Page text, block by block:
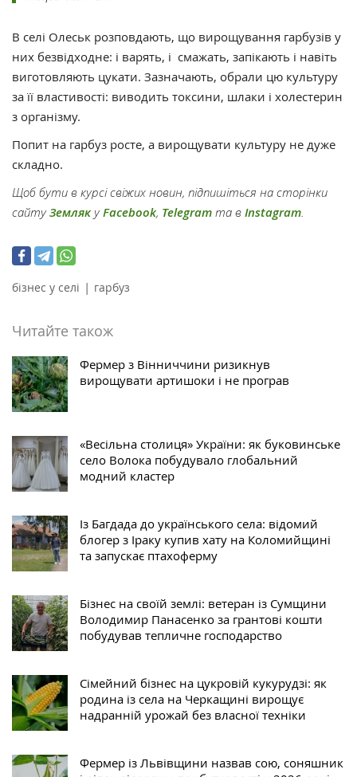
В селі Олеськ розповдають, що вирощування гарбузів у
них безвідходне: і варять, і смажать, запікають і навіть
виготовляють цукати. Зазначають, обрали цю культуру
за її властивості: виводить токсини, шлаки і холестерин
з організму.
Попит на гарбуз росте, а вирощувати культуру не дуже
складно.
Щоб бути в курсі свіжих новин, підпишіться на сторінки
сайтуЗемлякуFacebook, Telegram та в Instagram
бізнес у селі | гарбуз
Читайте також
Фермер з Вінниччини ризикнув
вирощувати артишоки і не програв
«Весільна столиця» України: як буковинське
село Волока побудувало глобальний
модний кластер
Із Багдада до українського села: відомий
блогер з Іраку купив хату на Коломийщині
та запускає птахоферму
Бізнес на своїй землі: ветеран із Сумщини
Володимир Панасенко за грантові кошти
побудував тепличне господарство
Сімейний бізнес на цукровій кукурудзі: як
родина із села на Черкащині вирощує
надранній урожай без власної техніки
Фермер із Львівщини назвав сою, соняшник